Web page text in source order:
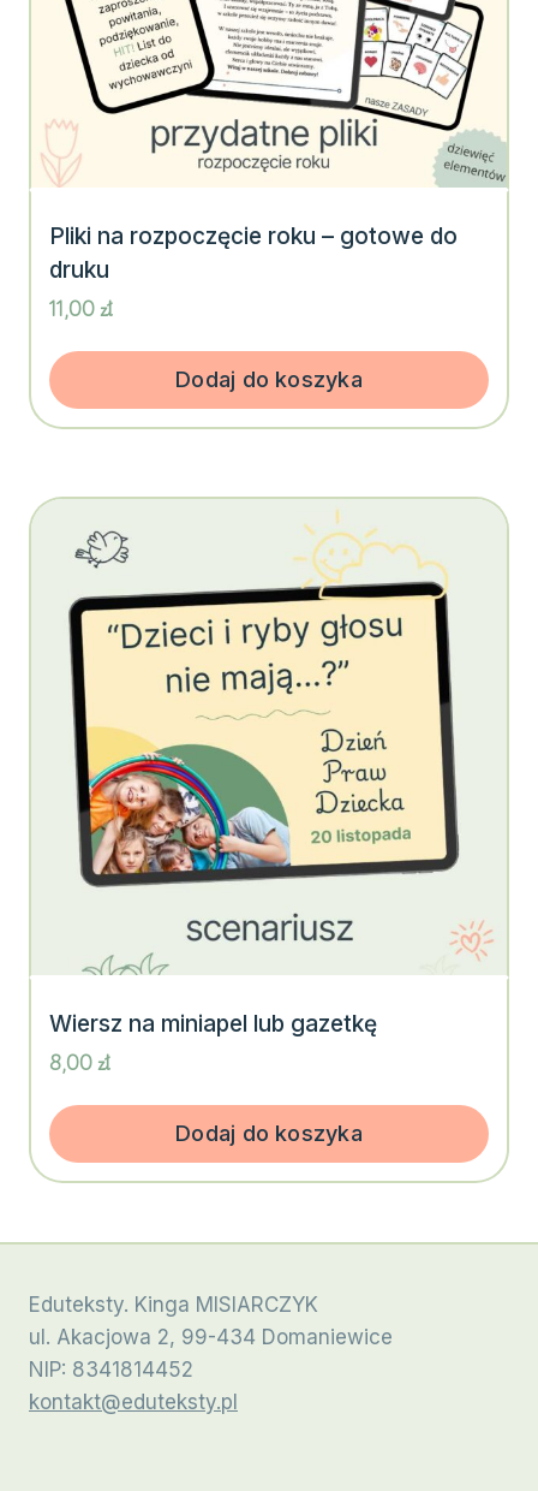
Pliki na rozpoczęcie roku – gotowe do
druku
11,00zł
Dodaj do koszyka
Wiersz na miniapel lub gazetkę
8,00zł
Dodaj do koszyka
Eduteksty. Kinga MISIARCZYK
ul. Akacjowa 2, 99-434 Domaniewice
NIP: 8341814452
kontakt@eduteksty.pl